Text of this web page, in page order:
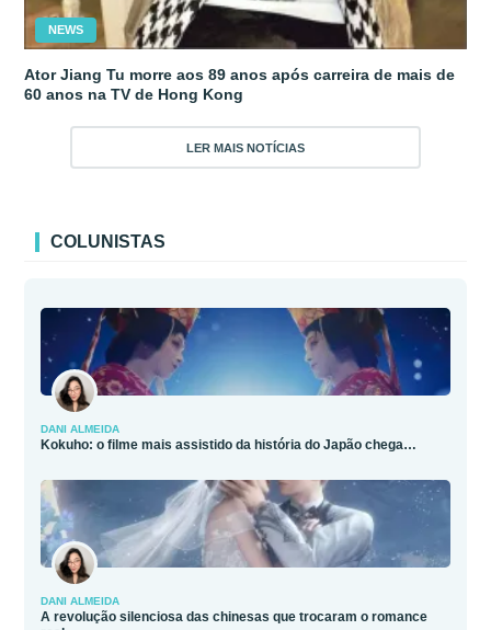
NEWS
Ator Jiang Tu morre aos 89 anos após carreira de mais de
60 anos na TV de Hong Kong
LER MAIS NOTÍCIAS
COLUNISTAS
DANI ALMEIDA
Kokuho: o filme mais assistido da história do Japão chega…
DANI ALMEIDA
A revolução silenciosa das chinesas que trocaram o romance